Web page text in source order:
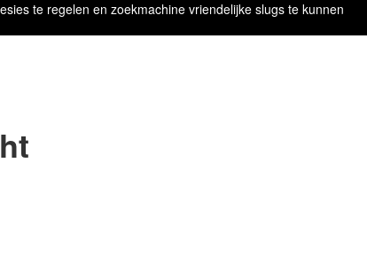
te regelen en zoekmachine vriendelijke slugs te kunnen